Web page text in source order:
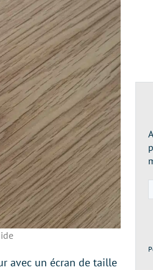
avec un écran de taille